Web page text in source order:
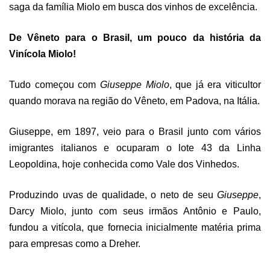
saga da família Miolo em busca dos vinhos de excelência.
De Vêneto para o Brasil, um pouco da história da
Vinícola Miolo!
Tudo começou com Giuseppe Miolo, que já era viticultor
quando morava na região do Vêneto, em Padova, na Itália.
Giuseppe, em 1897, veio para o Brasil junto com vários
imigrantes italianos e ocuparam o lote 43 da Linha
Leopoldina, hoje conhecida como Vale dos Vinhedos.
Produzindo uvas de qualidade, o neto de seu Giuseppe,
Darcy Miolo, junto com seus irmãos Antônio e Paulo,
fundou a vitícola, que fornecia inicialmente matéria prima
para empresas como a Dreher.